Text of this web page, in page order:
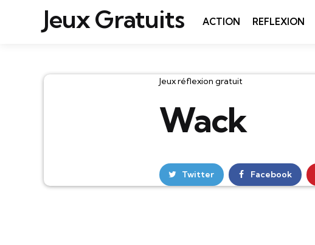
Jeux Gratuits ACTION REFLEXION
Catégories
Jeux réflexion gratuit
Wack
Twitter Facebook